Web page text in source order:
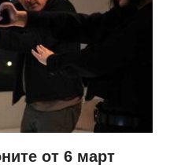
от 6 март